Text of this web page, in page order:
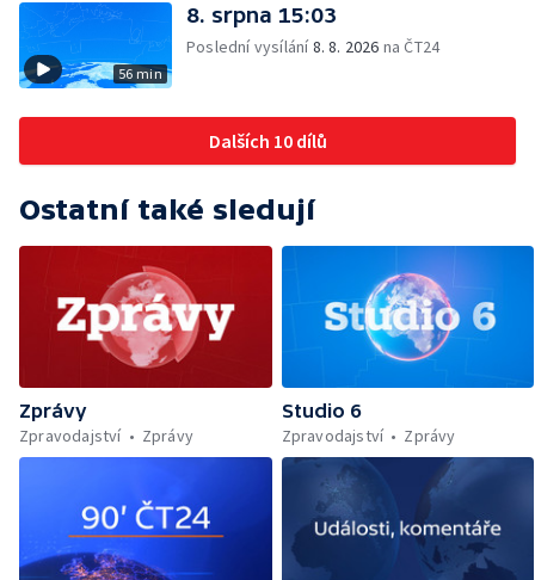
56 min
8. srpna 15:03
Poslední vysílání8. 8. 2026 na ČT24
Dalších 10 dílů
Ostatní také sledují
Zprávy
Zpravodajství
Zprávy
Studio 6
Zpravodajství
Zprávy